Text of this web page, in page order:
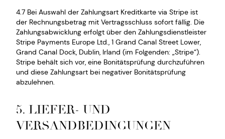
4.7 Bei Auswahl der Zahlungsart Kreditkarte via Stripe ist
der Rechnungsbetrag mit Vertragsschluss sofort fällig. Die
Zahlungsabwicklung erfolgt über den Zahlungsdienstleister
Stripe Payments Europe Ltd., 1 Grand Canal Street Lower,
Grand Canal Dock, Dublin, Irland (im Folgenden: „Stripe“).
Stripe behält sich vor, eine Bonitätsprüfung durchzuführen
und diese Zahlungsart bei negativer Bonitätsprüfung
abzulehnen.
5. LIEFER- UND
VERSANDBEDINGUNGEN